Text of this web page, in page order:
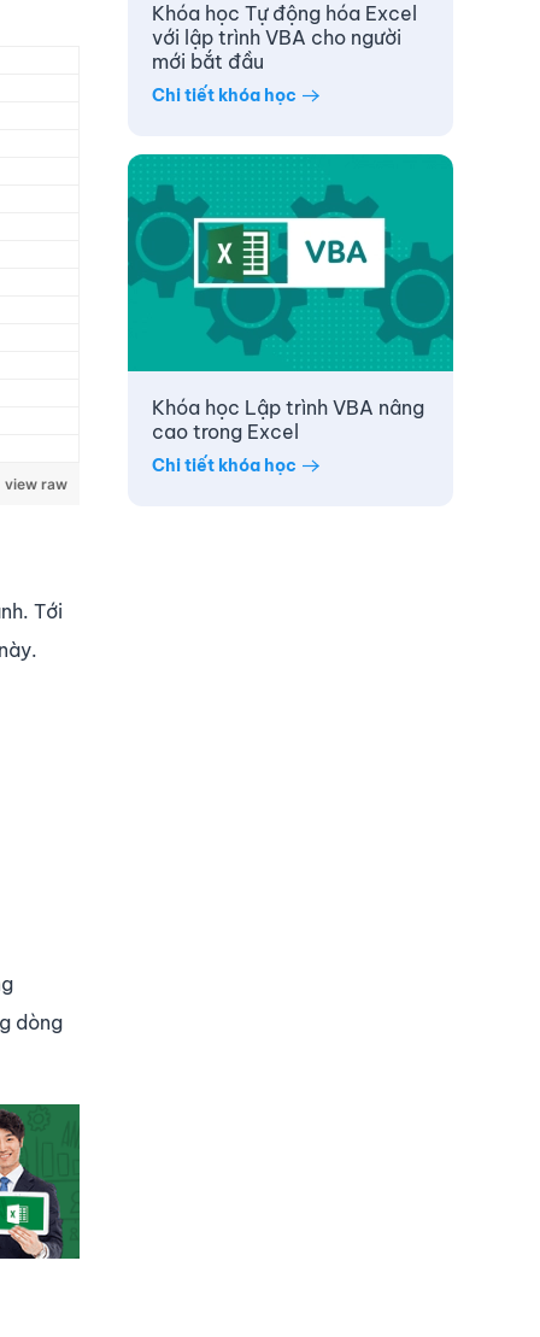
view raw
Tới
dòng
Khóa học Tự động hóa Excel
với lập trình VBA cho người
mới bắt đầu
Chi tiết khóa học
Khóa học Lập trình VBA nâng
cao trong Excel
Chi tiết khóa học